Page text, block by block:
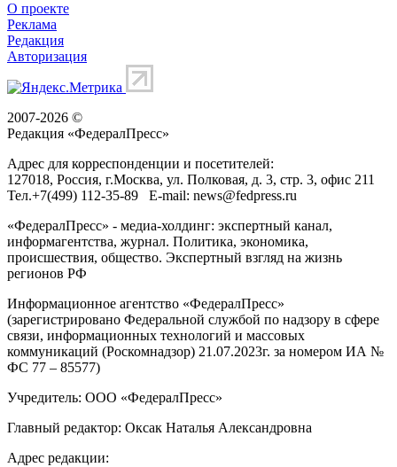
О проекте
Реклама
Редакция
Авторизация
2007-2026 ©
Редакция «ФедералПресс»
Адрес для корреспонденции и посетителей:
127018, Россия, г.Москва, ул. Полковая, д. 3, стр. 3, офис 211
Тел.+7(499) 112-35-89 E-mail: news@fedpress.ru
«ФедералПресс» - медиа-холдинг: экспертный канал,
информагентства, журнал. Политика, экономика,
происшествия, общество. Экспертный взгляд на жизнь
регионов РФ
Информационное агентство «ФедералПресс»
(зарегистрировано Федеральной службой по надзору в сфере
связи, информационных технологий и массовых
коммуникаций (Роскомнадзор) 21.07.2023г. за номером ИА №
ФС 77 – 85577)
Учредитель: ООО «ФедералПресс»
Главный редактор: Оксак Наталья Александровна
Адрес редакции: